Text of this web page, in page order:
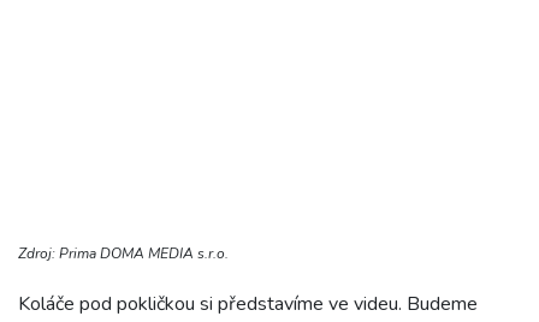
Zdroj: Prima DOMA MEDIA s.r.o.
Koláče pod pokličkou si představíme ve videu. Budeme